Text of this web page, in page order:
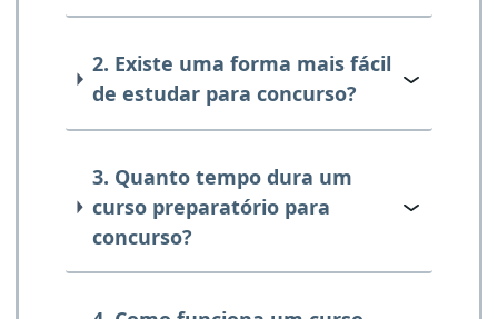
2. Existe uma forma mais fácil
de estudar para concurso?
3. Quanto tempo dura um
curso preparatório para
concurso?